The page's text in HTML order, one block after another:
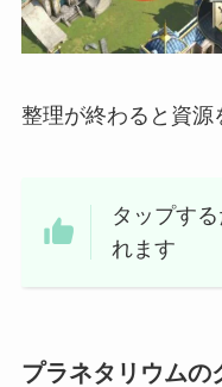
整理が終わると資源
タップす
れます
プラネタリウムの